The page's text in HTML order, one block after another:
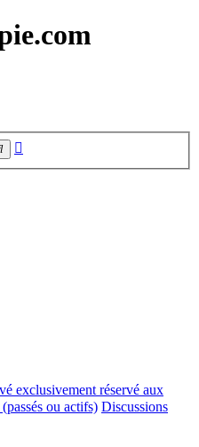
Rechercher
exclusivement réservé aux
ou actifs) Discussions